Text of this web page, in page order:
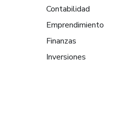
Contabilidad
Emprendimiento
Finanzas
Inversiones